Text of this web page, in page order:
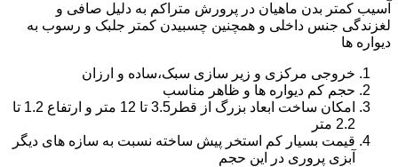
آسیب کمتر بدن ماهیان در پرورش متراکم به دلیل صافی و
لغزندگی جنس داخلی و همچنین چسبیدن کمتر جلبک و رسوب به
دیواره ها
خروجی مرکزی و زیر سازی سبک،ساده و ارزان
حجم کم دیواره ها و ظاهر مناسب
امکان ساخت ابعاد بزرگ از قطر3.5 تا 12 متر و ارتفاع 1.2 تا
2.2 متر
قیمت بسیار کم استخر پیش ساخته نسبت به سازه های دیگر
آبزی پروری در این حجم